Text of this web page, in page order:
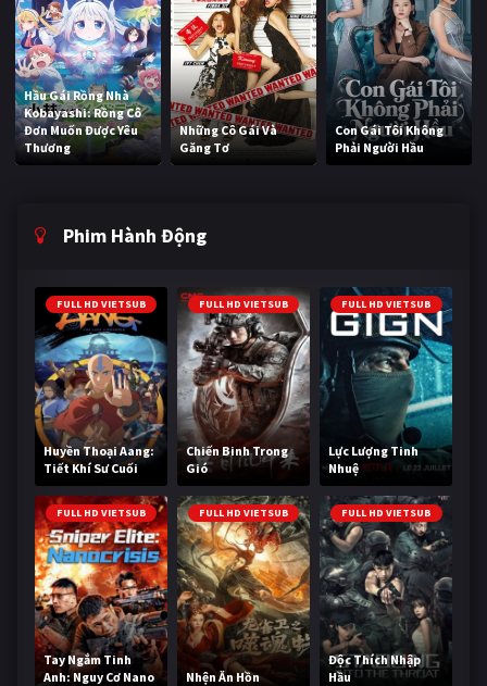
Hầu Gái Rồng Nhà
Kobayashi: Rồng Cô
Đơn Muốn Được Yêu
Thương
Những Cô Gái Và
Găng Tơ
Con Gái Tôi Không
Phải Người Hầu
Phim Hành Động
FULL HD VIETSUB
Huyền Thoại Aang:
Tiết Khí Sư Cuối
Cùng
FULL HD VIETSUB
Chiến Binh Trong
Gió
FULL HD VIETSUB
Lực Lượng Tinh
Nhuệ
FULL HD VIETSUB
Tay Ngắm Tinh
Anh: Nguy Cơ Nano
FULL HD VIETSUB
Nhện Ăn Hồn
FULL HD VIETSUB
Độc Thích Nhập
Hầu